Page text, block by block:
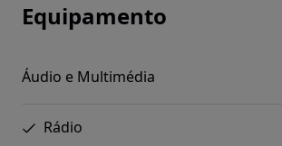
Equipamento
Áudio e Multimédia
Rádio